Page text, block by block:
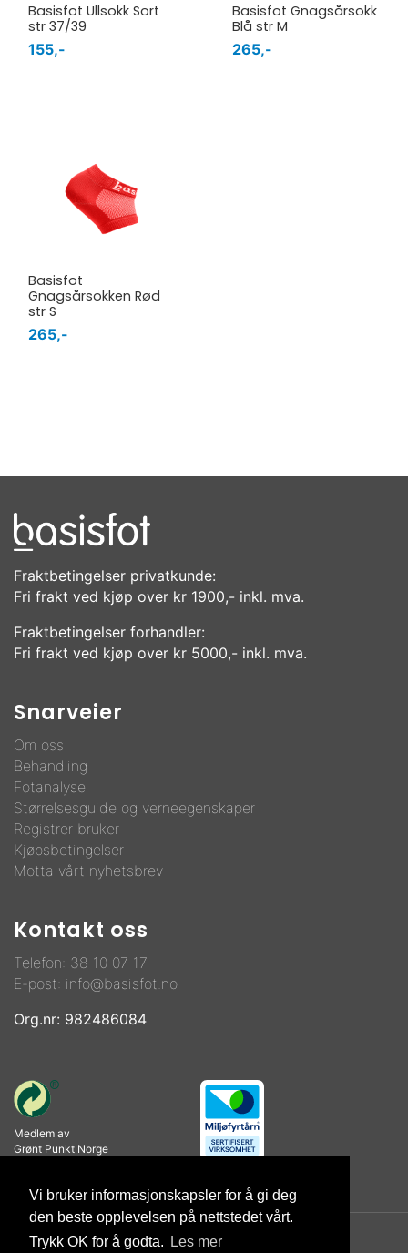
Vi bruker informasjonskapsler for å gi deg
den beste opplevelsen på nettstedet vårt.
Trykk OK for å godta.
Les mer
Basisfot Ullsokk Sort
str 37/39
155,-
Basisfot Gnagsårsokk
Blå str M
265,-
Basisfot
Gnagsårsokken Rød
str S
265,-
Fraktbetingelser privatkunde:
Fri frakt ved kjøp over kr 1900,- inkl. mva.
Fraktbetingelser forhandler:
Fri frakt ved kjøp over kr 5000,- inkl. mva.
Snarveier
Om oss
Behandling
Fotanalyse
Størrelsesguide og verneegenskaper
Registrer bruker
Kjøpsbetingelser
Motta vårt nyhetsbrev
Kontakt oss
Telefon: 38 10 07 17
E-post: info@basisfot.no
Org.nr: 982486084
Medlem av
Grønt Punkt Norge
© Copyright 2026 Basisfot AS |Personvernerklæring